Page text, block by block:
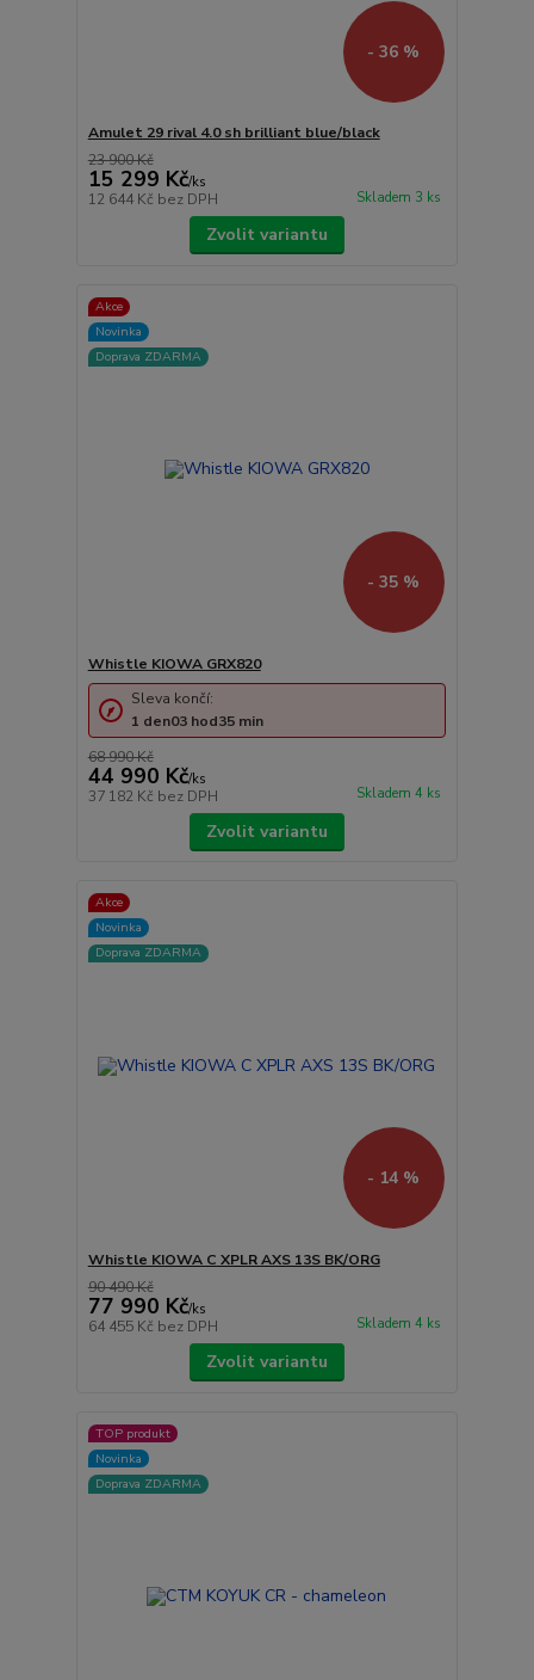
- 36 %
Amulet 29 rival 4.0 sh brilliant blue/black
23 900 Kč
15 299 Kč/ks
12 644 Kč bez DPH Skladem 3 ks
Zvolit variantu
Akce
Novinka
Doprava ZDARMA
- 35 %
Whistle KIOWA GRX820
68 990 Kč
44 990 Kč/ks
37 182 Kč bez DPH Skladem 4 ks
Sleva končí:
1 den03 hod35 min
Zvolit variantu
Akce
Novinka
Doprava ZDARMA
- 14 %
Whistle KIOWA C XPLR AXS 13S BK/ORG
90 490 Kč
77 990 Kč/ks
64 455 Kč bez DPH Skladem 4 ks
Zvolit variantu
TOP produkt
Novinka
Doprava ZDARMA